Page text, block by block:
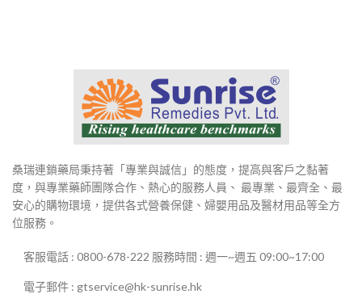
桑瑞連鎖藥局秉持著「專業與誠信」的態度，提高與客戶之黏著
度，與專業藥師團隊合作、熱心的服務人員、 最專業、最齊全、最
安心的購物環境，提供各式營養保健、婦嬰用品及醫材用品等全方
位服務。
客服電話 : 0800-678-222 服務時間 : 週一~週五 09:00~17:00
電子郵件 : gtservice@hk-sunrise.hk